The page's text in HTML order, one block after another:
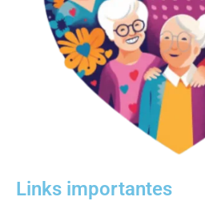
Links importantes